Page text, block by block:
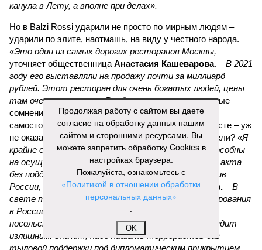
канула в Лету, а вполне при делах».
Но в Balzi Rossi ударили не просто по мирным людям –
ударили по элите, наотмашь, на виду у честного народа.
«Это один из самых дорогих ресторанов Москвы, –
уточняет общественница Анастасия Кашеварова. –В 2021
году его выставляли на продажу почти за миллиард
рублей. Этот ресторан для очень богатых людей, цены
там очень кусаются». Вообще, возникают некоторые
сомнения, что украинские террористы смогли бы
самостоятельно осуществить диверсию в таком месте – уж
не оказали ли им помощь их европейские покровители? «Я
крайне сомневаюсь, чтобы ГУР и СБУ были бы способны
на осуществление подобного террористического акта
без поддержки старших партнёров по войне против
России, – поясняет политологДмитрий Евстафьев. –В
свете теракта в Москве продолжение функционирования
в России британского, германского, итальянского
посольства, а возможно, и пары других явно выглядит
излишним. Значит, надо лишить террористов баз
тыловой поддержки под дипломатическим прикрытием.
Продолжая работу с сайтом вы даете
согласие на обработку данных нашим
сайтом и сторонними ресурсами. Вы
можете запретить обработку Cookies в
настройках браузера.
Пожалуйста, ознакомьтесь с
«Политикой в отношении обработки
персональных данных»
.
OK